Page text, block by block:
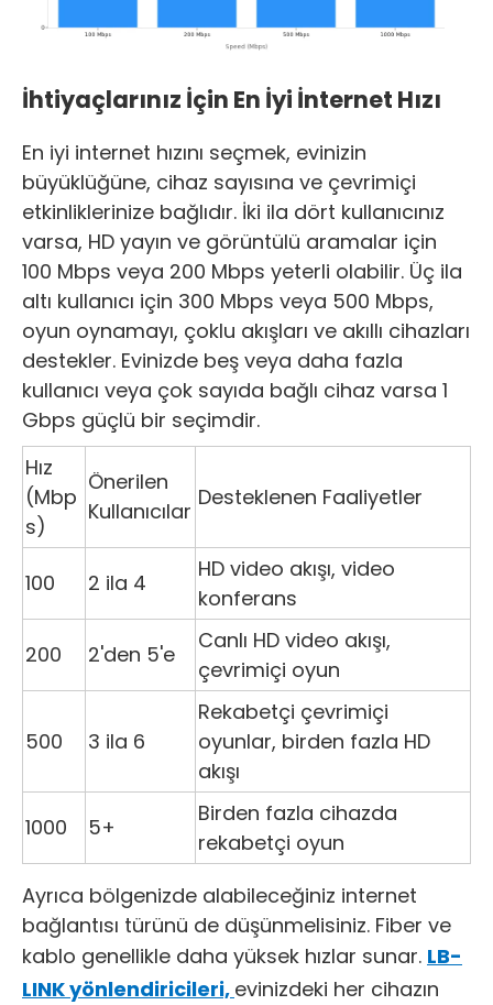
İhtiyaçlarınız İçin En İyi İnternet Hızı
En iyi internet hızını seçmek, evinizin
büyüklüğüne, cihaz sayısına ve çevrimiçi
etkinliklerinize bağlıdır. İki ila dört kullanıcınız
varsa, HD yayın ve görüntülü aramalar için
100 Mbps veya 200 Mbps yeterli olabilir. Üç ila
altı kullanıcı için 300 Mbps veya 500 Mbps,
oyun oynamayı, çoklu akışları ve akıllı cihazları
destekler. Evinizde beş veya daha fazla
kullanıcı veya çok sayıda bağlı cihaz varsa 1
Gbps güçlü bir seçimdir.
Hız
(Mbp
s)
Önerilen
Kullanıcılar
Desteklenen Faaliyetler
100 2 ila 4
HD video akışı, video
konferans
200 2'den 5'e
Canlı HD video akışı,
çevrimiçi oyun
500 3 ila 6
Rekabetçi çevrimiçi
oyunlar, birden fazla HD
akışı
1000 5+
Birden fazla cihazda
rekabetçi oyun
Ayrıca bölgenizde alabileceğiniz internet
bağlantısı türünü de düşünmelisiniz. Fiber ve
kablo genellikle daha yüksek hızlar sunar. LB-
LINK yönlendiricileri, evinizdeki her cihazın